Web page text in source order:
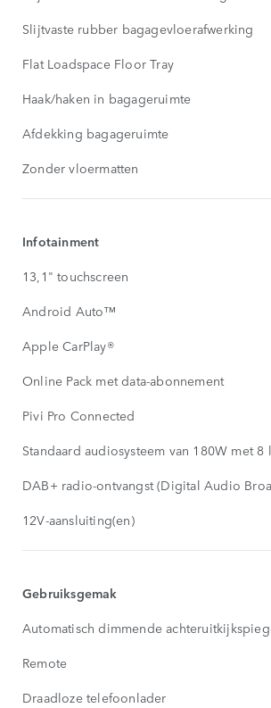
Slijtvaste rubber bagagevloerafwerking
Flat Loadspace Floor Tray
Haak/haken in bagageruimte
Afdekking bagageruimte
Zonder vloermatten
Infotainment
13,1" touchscreen
Android Auto™
Apple CarPlay®
Online Pack met data-abonnement
Pivi Pro Connected
Standaard audiosysteem van 180W met 8
DAB+ radio-ontvangst (Digital Audio
12V-aansluiting(en)
Gebruiksgemak
Automatisch dimmende
Remote
Draadloze telefoonlader